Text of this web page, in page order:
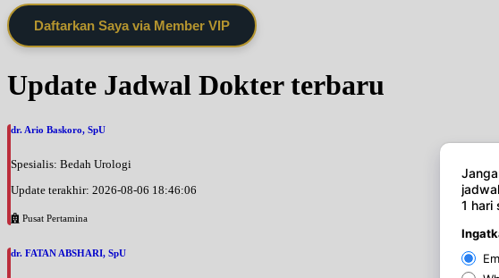
Daftarkan Saya via Member VIP
Update Jadwal Dokter terbaru
dr. Ario Baskoro, SpU
Spesialis: Bedah Urologi
Update terakhir: 2026-08-06 18:46:06
Pusat Pertamina
dr. FATAN ABSHARI, SpU